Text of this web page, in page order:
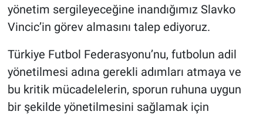
yönetim sergileyeceğine inandığımız Slavko
Vincic’in görev almasını talep ediyoruz.
Türkiye Futbol Federasyonu’nu, futbolun adil
yönetilmesi adına gerekli adımları atmaya ve
bu kritik mücadelelerin, sporun ruhuna uygun
bir şekilde yönetilmesini sağlamak için
Spor
Teknoloji
Türkiye'nin Geleceği
Türkiye'nin Gündemi